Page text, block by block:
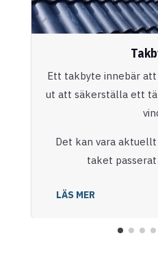
Ett takbyte innebär
ut att säkerställa ett
Det kan vara
taket passerat
LÄS MER